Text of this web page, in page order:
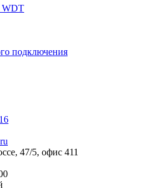
WDT
подключения
47/5, офис 411